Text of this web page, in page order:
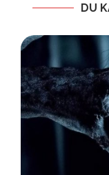
DU